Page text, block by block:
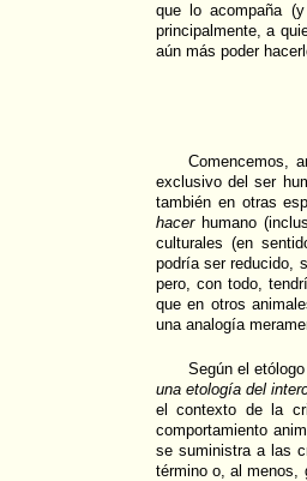
que lo acompaña
principalmente, a
aún más poder
Comencemos,
exclusivo del ser
también en otras
hacer humano
culturales (en
podría ser reducido,
pero, con todo,
que en otros
una analogía
Según el
una etología del
el contexto de la
comportamiento
se suministra a las
término o, al menos,